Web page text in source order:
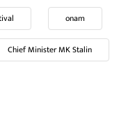
onam
Chief Minister MK Stalin